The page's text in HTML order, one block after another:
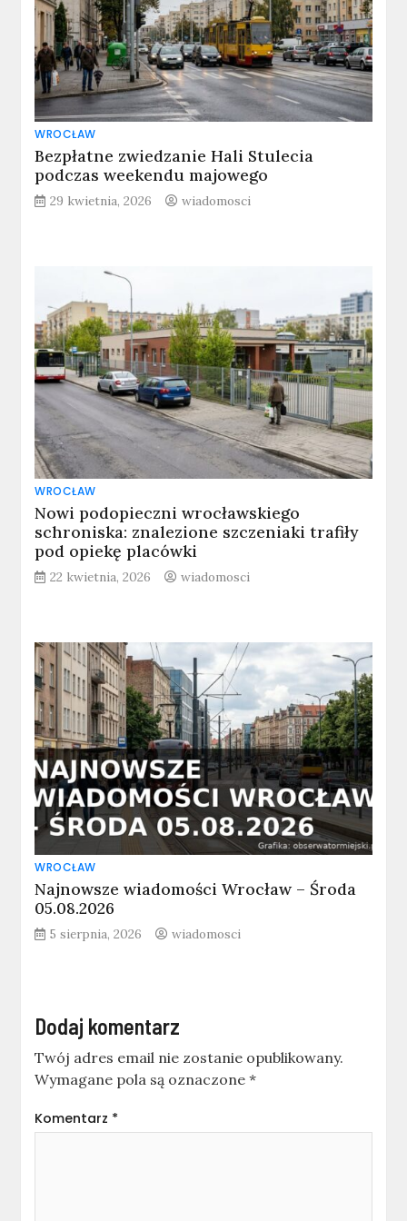
WROCŁAW
Bezpłatne zwiedzanie Hali Stulecia
podczas weekendu majowego
29 kwietnia, 2026 wiadomosci
WROCŁAW
Nowi podopieczni wrocławskiego
schroniska: znalezione szczeniaki trafiły
pod opiekę placówki
22 kwietnia, 2026 wiadomosci
WROCŁAW
Najnowsze wiadomości Wrocław – Środa
05.08.2026
5 sierpnia, 2026 wiadomosci
Dodaj komentarz
Twój adres email nie zostanie opublikowany.
Wymagane pola są oznaczone*
Komentarz *